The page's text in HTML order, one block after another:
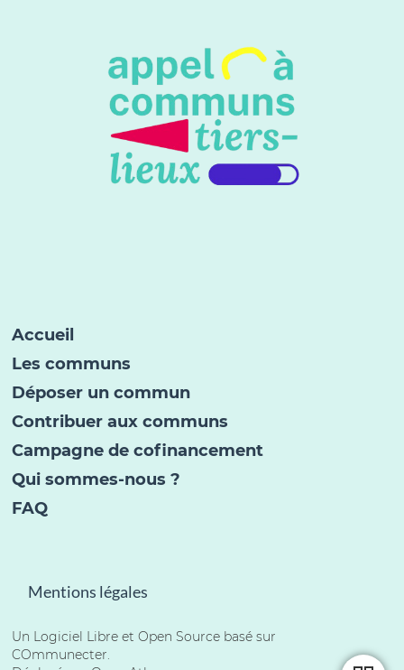
Accueil
Les communs
Déposer un commun
Contribuer aux communs
Campagne de cofinancement
Qui sommes-nous ?
FAQ
Mentions légales
Un Logiciel Libre et Open Source basé sur
COmmunecter.